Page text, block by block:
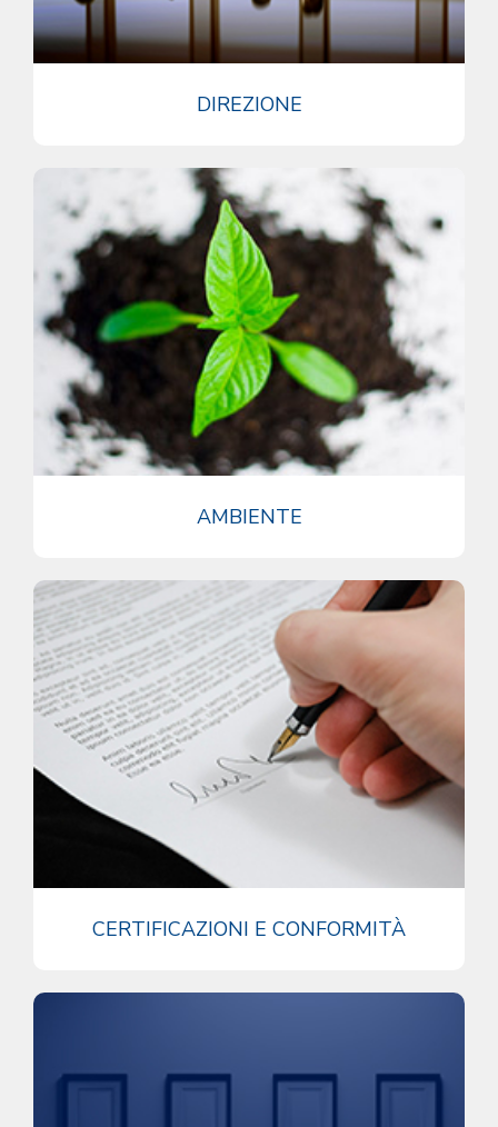
DIREZIONE
AMBIENTE
CERTIFICAZIONI E CONFORMITÀ